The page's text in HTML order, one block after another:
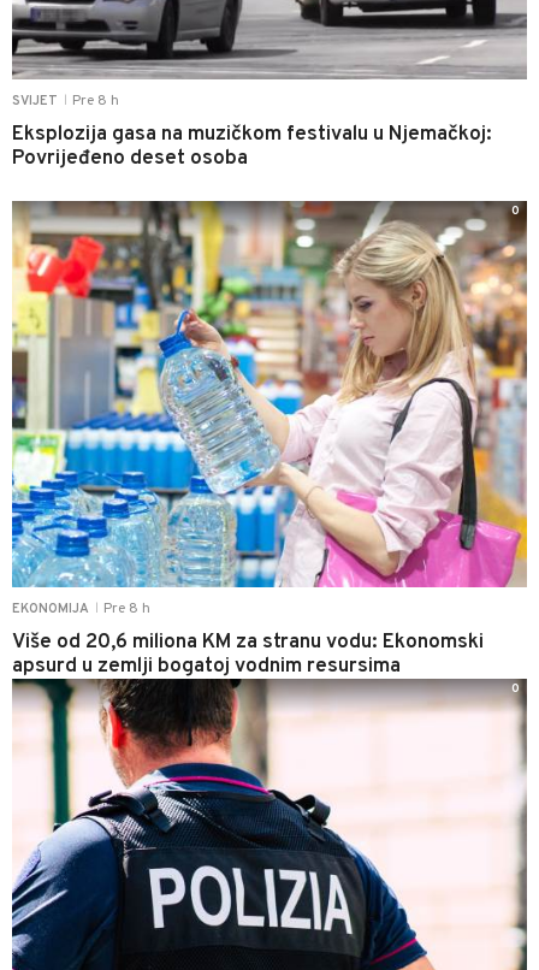
SVIJET Pre 8 h
Eksplozija gasa na muzičkom festivalu u Njemačkoj:
Povrijeđeno deset osoba
EKONOMIJA Pre 8 h
Više od 20,6 miliona KM za stranu vodu: Ekonomski
apsurd u zemlji bogatoj vodnim resursima
0
0